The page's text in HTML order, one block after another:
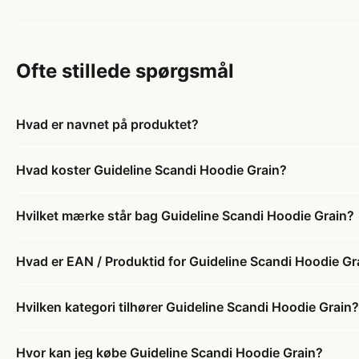
Ofte stillede spørgsmål
Hvad er navnet på produktet?
Hvad koster Guideline Scandi Hoodie Grain?
Hvilket mærke står bag Guideline Scandi Hoodie Grain?
Hvad er EAN / Produktid for Guideline Scandi Hoodie
Hvilken kategori tilhører Guideline Scandi Hoodie Grain?
Hvor kan jeg købe Guideline Scandi Hoodie Grain?